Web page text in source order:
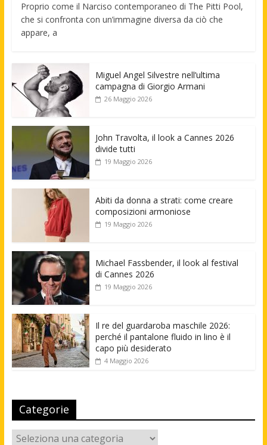
Proprio come il Narciso contemporaneo di The Pitti Pool,
che si confronta con un’immagine diversa da ciò che
appare, a
Miguel Angel Silvestre nell’ultima
campagna di Giorgio Armani
26 Maggio 2026
John Travolta, il look a Cannes 2026
divide tutti
19 Maggio 2026
Abiti da donna a strati: come creare
composizioni armoniose
19 Maggio 2026
Michael Fassbender, il look al festival
di Cannes 2026
19 Maggio 2026
Il re del guardaroba maschile 2026:
perché il pantalone fluido in lino è il
capo più desiderato
4 Maggio 2026
Categorie
Categorie